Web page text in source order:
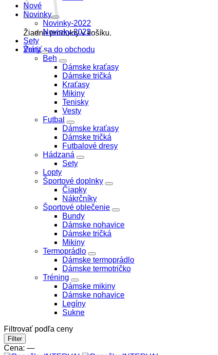
Žiadne produkty v košíku.
Vrátiť sa do obchodu
Nové
Novinky
Novinky-2022
Novinky-2023
Sety
Ženy
Beh
Dámske kraťasy
Dámske tričká
Kraťasy
Mikiny
Tenisky
Vesty
Futbal
Dámske kraťasy
Dámske tričká
Futbalové dresy
Hádzaná
Sety
Lopty
Športové doplnky
Čiapky
Nákrčníky
Športové oblečenie
Bundy
Dámske nohavice
Dámske tričká
Mikiny
Termoprádlo
Dámske termoprádlo
Dámske termotričko
Tréning
Dámske mikiny
Dámske nohavice
Legíny
Sukne
Filtrovať podľa ceny
Minimálna
cena
Maximálna
cena
Filter
Cena: —